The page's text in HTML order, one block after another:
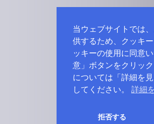
当ウェブサイトでは
供するため、クッキ
ッキーの使用に同意
意」ボタンをクリッ
については「詳細を
してください。 詳細
拒否する